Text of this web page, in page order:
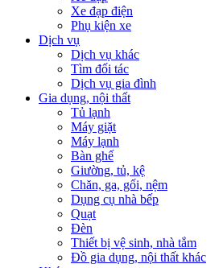
Xe đạp điện
Phụ kiện xe
Dịch vụ
Dịch vụ khác
Tìm đối tác
Dịch vụ gia đình
Gia dụng, nội thất
Tủ lạnh
Máy giặt
Máy lạnh
Bàn ghế
Giường, tủ, kệ
Chăn, ga, gối, nệm
Dụng cụ nhà bếp
Quạt
Đèn
Thiết bị vệ sinh, nhà tắm
Đồ gia dụng, nội thất khác